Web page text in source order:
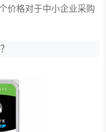
价格对于中小企业采购